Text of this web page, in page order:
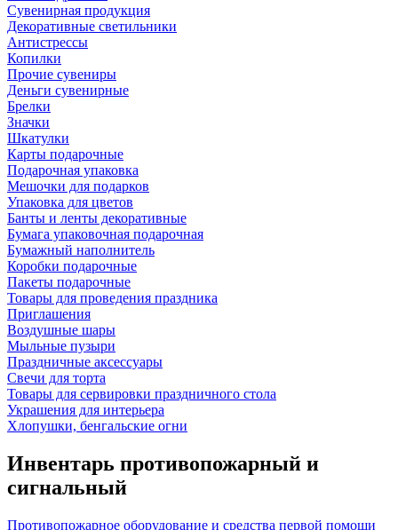
Сувенирная продукция
Декоративные светильники
Антистрессы
Копилки
Прочие сувениры
Деньги сувенирные
Брелки
Значки
Шкатулки
Карты подарочные
Подарочная упаковка
Мешочки для подарков
Упаковка для цветов
Банты и ленты декоративные
Бумага упаковочная подарочная
Бумажный наполнитель
Коробки подарочные
Пакеты подарочные
Товары для проведения праздника
Приглашения
Воздушные шары
Мыльные пузыри
Праздничные аксессуары
Свечи для торта
Товары для сервировки праздничного стола
Украшения для интерьера
Хлопушки, бенгальские огни
Инвентарь противопожарный и
сигнальный
Противопожарное оборудование и средства первой помощи